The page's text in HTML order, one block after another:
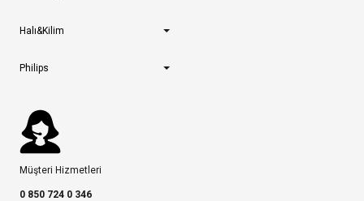
Halı&Kilim
Philips
Müşteri Hizmetleri
0 850 724 0 346